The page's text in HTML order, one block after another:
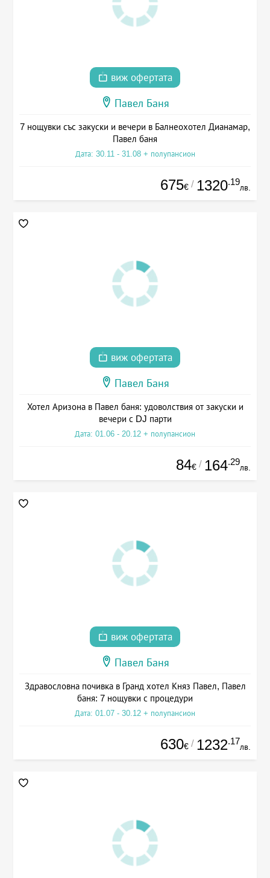
виж офертата
Павел Баня
7 нощувки със закуски и вечери в Балнеохотел Дианамар,
Павел баня
Дата: 30.11 - 31.08 + полупансион
675€ / 1320.19
лв.
виж офертата
Павел Баня
Хотел Аризона в Павел баня: удоволствия от закуски и
вечери с DJ парти
Дата: 01.06 - 20.12 + полупансион
84€ / 164.29
лв.
виж офертата
Павел Баня
Здравословна почивка в Гранд хотел Княз Павел, Павел
баня: 7 нощувки с процедури
Дата: 01.07 - 30.12 + полупансион
630€ / 1232.17
лв.